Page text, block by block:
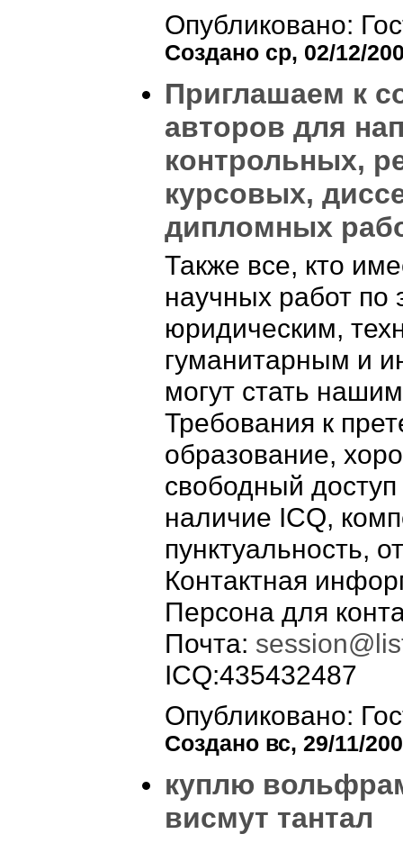
Опубликовано:
Создано ср, 02/12/
Приглашаем к
авторов для
контрольных,
курсовых,
дипломных
Также все, кто
научных работ по
юридическим,
гуманитарным и
могут стать
Требования к
образование,
свободный доступ
наличие ICQ,
пунктуальность,
Контактная
Персона для
Почта:
ICQ:435432487
Опубликовано:
Создано вс, 29/11/
куплю
висмут тантал